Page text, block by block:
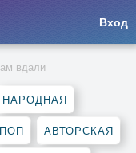
Вход
вдали
НАРОДНАЯ
ПОП АВТОРСКАЯ